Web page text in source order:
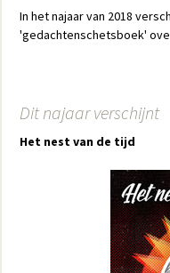
In het najaar van 2018
'gedachtenschetsboek'
Dit najaar verschijnt
Het nest van de tijd